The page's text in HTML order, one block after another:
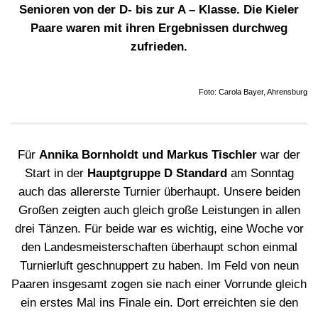
Senioren von der D- bis zur A – Klasse. Die Kieler
Paare waren mit ihren Ergebnissen durchweg
zufrieden.
Foto: Carola Bayer, Ahrensburg
Für Annika Bornholdt und Markus Tischler war der
Start in der Hauptgruppe D Standardam Sonntag
auch das allererste Turnier überhaupt. Unsere beiden
Großen zeigten auch gleich große Leistungen in allen
drei Tänzen. Für beide war es wichtig, eine Woche vor
den Landesmeisterschaften überhaupt schon einmal
Turnierluft geschnuppert zu haben. Im Feld von neun
Paaren insgesamt zogen sie nach einer Vorrunde gleich
ein erstes Mal ins Finale ein. Dort erreichten sie den